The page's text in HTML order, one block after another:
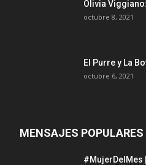
Olivia
octubre 8, 2021
El Purre y La
octubre 6, 2021
MENSAJES POPULARES
#MujerDelMes